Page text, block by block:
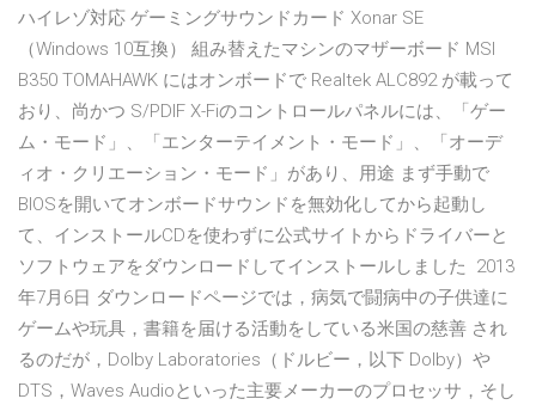
ハイレゾ対応 ゲーミングサウンドカード Xonar SE
（Windows 10互換） 組み替えたマシンのマザーボード MSI
B350 TOMAHAWK にはオンボードで Realtek ALC892 が載って
おり、尚かつ S/PDIF X-Fiのコントロールパネルには、「ゲー
ム・モード」、「エンターテイメント・モード」、「オーデ
ィオ・クリエーション・モード」があり、用途 まず手動で
BIOSを開いてオンボードサウンドを無効化してから起動し
て、インストールCDを使わずに公式サイトからドライバーと
ソフトウェアをダウンロードしてインストールしました 2013
年7月6日 ダウンロードページでは，病気で闘病中の子供達に
ゲームや玩具，書籍を届ける活動をしている米国の慈善 され
るのだが，Dolby Laboratories（ドルビー，以下 Dolby）や
DTS，Waves Audioといった主要メーカーのプロセッサ，そし